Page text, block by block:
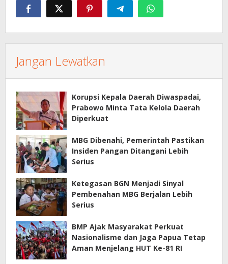
Jangan Lewatkan
Korupsi Kepala Daerah Diwaspadai,
Prabowo Minta Tata Kelola Daerah
Diperkuat
MBG Dibenahi, Pemerintah Pastikan
Insiden Pangan Ditangani Lebih
Serius
Ketegasan BGN Menjadi Sinyal
Pembenahan MBG Berjalan Lebih
Serius
BMP Ajak Masyarakat Perkuat
Nasionalisme dan Jaga Papua Tetap
Aman Menjelang HUT Ke-81 RI